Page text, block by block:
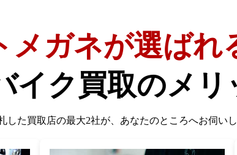
メガネが選ばれ
イク買取のメリ
した買取店の最大2社が、 あなたのところへお伺い